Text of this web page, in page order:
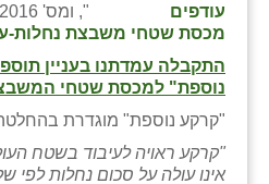
עודפים
", ומס' 73/2016
מכסת שטחי משבצת נחלות-
התקבלה עמדתנו בעניין
נוספת" למכסת שטחי
"קרקע נוספת" מוגדרת בהחלטה 476
"קרקע ראויה לעיבוד בשטח
אינו עולה על סכום נחלות לפי
כפר מישר
כפר מע״ש
כפר מרדכי
כפר סבא (אגרא)